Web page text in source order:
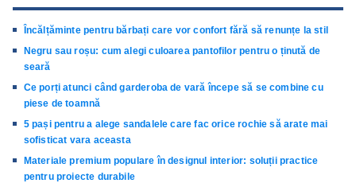
Încălțăminte pentru bărbați care vor confort fără să renunțe la stil
Negru sau roșu: cum alegi culoarea pantofilor pentru o ținută de
seară
Ce porți atunci când garderoba de vară începe să se combine cu
piese de toamnă
5 pași pentru a alege sandalele care fac orice rochie să arate mai
sofisticat vara aceasta
Materiale premium populare în designul interior: soluții practice
pentru proiecte durabile